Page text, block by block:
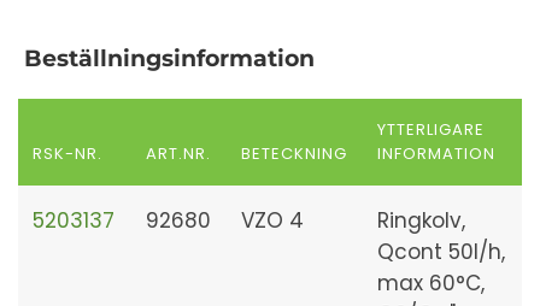
Beställningsinformation
RSK-NR. ART.NR. BETECKNING
YTTERLIGARE
INFORMATION
5203137 92680 VZO 4
Ringkolv,
Qcont 50l/h,
max 60°C,